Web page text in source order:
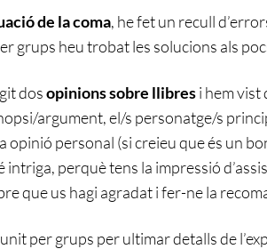
de la coma, he fet un recull
grups heu trobat les solucions als
dosopinions sobre llibresi hem vist
argument, el/s personatge/s
opinió personal (si creieu que és un
perquè tens la impressió
que us hagi agradat i fer-ne la
per grups per ultimar detalls de